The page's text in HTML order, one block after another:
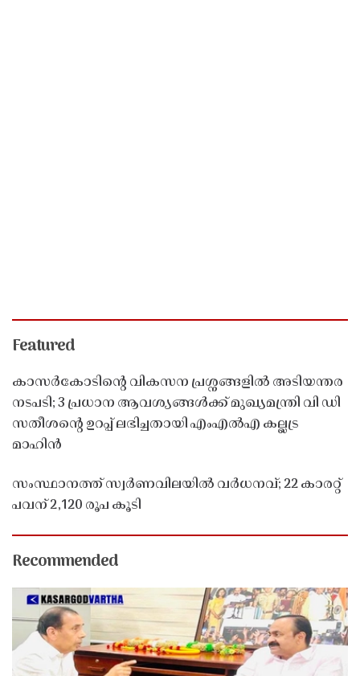
Featured
കാസർകോടിൻ്റെ വികസന പ്രശ്നങ്ങളിൽ അടിയന്തര
നടപടി; 3 പ്രധാന ആവശ്യങ്ങൾക്ക് മുഖ്യമന്ത്രി വി ഡി
സതീശൻ്റെ ഉറപ്പ് ലഭിച്ചതായി എംഎൽഎ കല്ലട്ര
മാഹിൻ
സംസ്ഥാനത്ത് സ്വർണവിലയിൽ വർധനവ്; 22 കാരറ്റ്
പവന് 2,120 രൂപ കൂടി
Recommended